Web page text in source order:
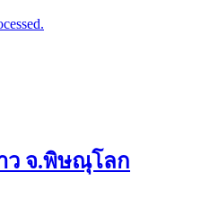
ว จ.พิษณุโลก